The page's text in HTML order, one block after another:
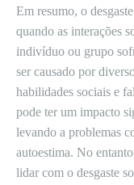
Em resumo, o
quando as interações
indivíduo ou grupo
ser causado por
habilidades sociais e
pode ter um impacto
levando a problemas
autoestima. No
lidar com o desgaste